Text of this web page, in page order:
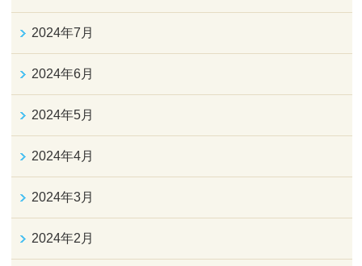
2024年7月
2024年6月
2024年5月
2024年4月
2024年3月
2024年2月